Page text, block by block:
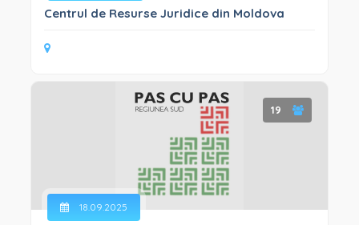
Centrul de Resurse Juridice din Moldova
19
18.09.2025